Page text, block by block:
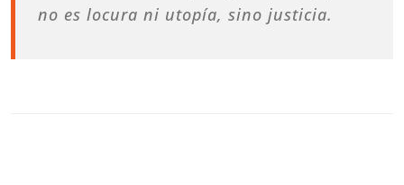
no es locura ni utopía, sino justicia.